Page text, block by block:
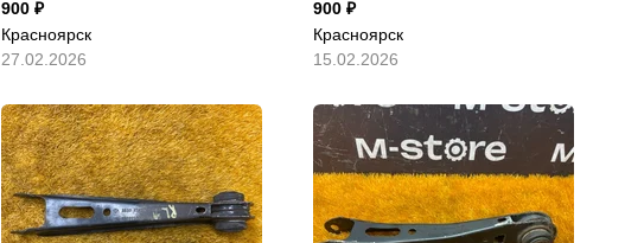
900
Красноярск
27.02.2026
900
Красноярск
15.02.2026